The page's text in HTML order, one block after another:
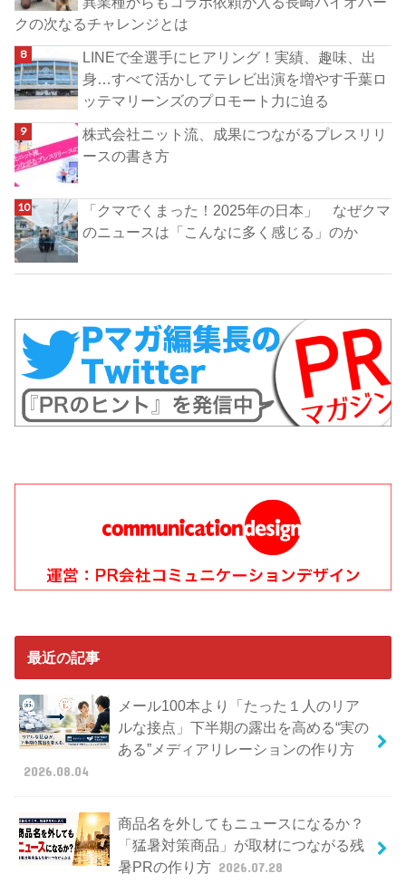
クの次なるチャレンジとは
LINEで全選手にヒアリング！実績、趣味、出
身…すべて活かしてテレビ出演を増やす千葉ロ
ッテマリーンズのプロモート力に迫る
株式会社ニット流、成果につながるプレスリリ
ースの書き方
「クマでくまった！2025年の日本」 なぜクマ
のニュースは「こんなに多く感じる」のか
最近の記事
メール100本より「たった１人のリア
ルな接点」下半期の露出を高める“実の
ある”メディアリレーションの作り方
2026.08.04
商品名を外してもニュースになるか？
「猛暑対策商品」が取材につながる残
暑PRの作り方 2026.07.28